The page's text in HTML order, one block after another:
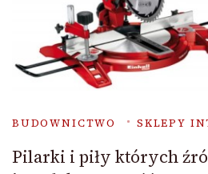
BUDOWNICTWO SKLEPY
Pilarki i piły których